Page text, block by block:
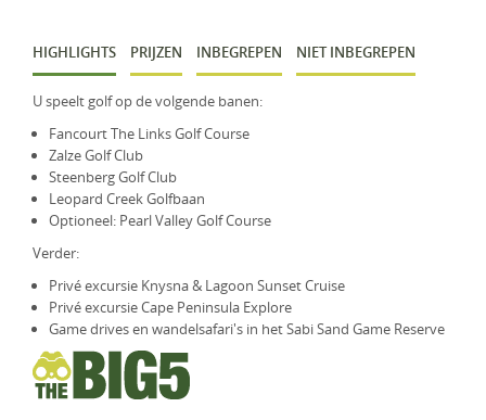
HIGHLIGHTS PRIJZEN INBEGREPEN NIET INBEGREPEN
U speelt golf op de volgende banen:
Fancourt The Links Golf Course
Zalze Golf Club
Steenberg Golf Club
Leopard Creek Golfbaan
Optioneel: Pearl Valley Golf Course
Verder:
Privé excursie Knysna & Lagoon Sunset Cruise
Privé excursie Cape Peninsula Explore
Game drives en wandelsafari's in het Sabi Sand Game Reserve